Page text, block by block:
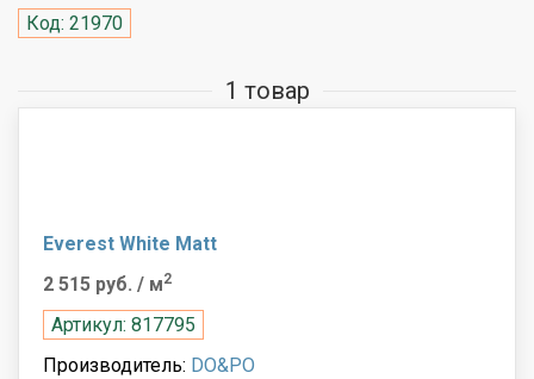
Код: 21970
1 товар
Everest White Matt
2 515 руб. / м2
Артикул: 817795
Производитель: DO&PO